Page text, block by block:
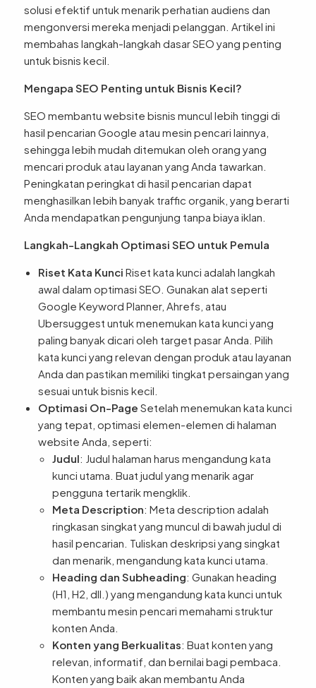
solusi efektif untuk menarik perhatian audiens dan
mengonversi mereka menjadi pelanggan. Artikel ini
membahas langkah-langkah dasar SEO yang penting
untuk bisnis kecil.
Mengapa SEO Penting untuk Bisnis Kecil?
SEO membantu website bisnis muncul lebih tinggi di
hasil pencarian Google atau mesin pencari lainnya,
sehingga lebih mudah ditemukan oleh orang yang
mencari produk atau layanan yang Anda tawarkan.
Peningkatan peringkat di hasil pencarian dapat
menghasilkan lebih banyak traffic organik, yang berarti
Anda mendapatkan pengunjung tanpa biaya iklan.
Langkah-Langkah Optimasi SEO untuk Pemula
Riset Kata Kunci Riset kata kunci adalah langkah
awal dalam optimasi SEO. Gunakan alat seperti
Google Keyword Planner, Ahrefs, atau
Ubersuggest untuk menemukan kata kunci yang
paling banyak dicari oleh target pasar Anda. Pilih
kata kunci yang relevan dengan produk atau layanan
Anda dan pastikan memiliki tingkat persaingan yang
sesuai untuk bisnis kecil.
Optimasi On-Page Setelah menemukan kata kunci
yang tepat, optimasi elemen-elemen di halaman
website Anda, seperti:
Judul: Judul halaman harus mengandung kata
kunci utama. Buat judul yang menarik agar
pengguna tertarik mengklik.
Meta Description: Meta description adalah
ringkasan singkat yang muncul di bawah judul di
hasil pencarian. Tuliskan deskripsi yang singkat
dan menarik, mengandung kata kunci utama.
Heading dan Subheading: Gunakan heading
(H1, H2, dll.) yang mengandung kata kunci untuk
membantu mesin pencari memahami struktur
konten Anda.
Konten yang Berkualitas: Buat konten yang
relevan, informatif, dan bernilai bagi pembaca.
Konten yang baik akan membantu Anda